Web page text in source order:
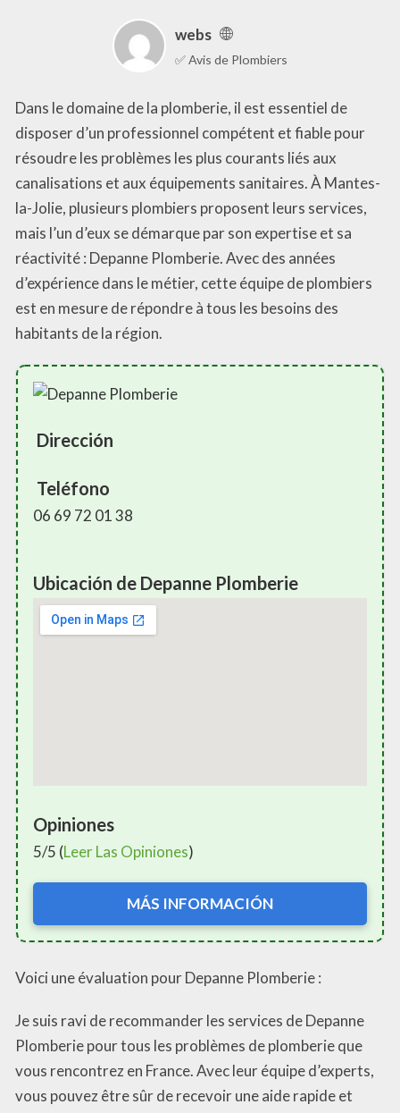
webs
✅ Avis de Plombiers
Dans le domaine de la plomberie, il est essentiel de
disposer d’un professionnel compétent et fiable pour
résoudre les problèmes les plus courants liés aux
canalisations et aux équipements sanitaires. À Mantes-
la-Jolie, plusieurs plombiers proposent leurs services,
mais l’un d’eux se démarque par son expertise et sa
réactivité : Depanne Plomberie. Avec des années
d’expérience dans le métier, cette équipe de plombiers
est en mesure de répondre à tous les besoins des
habitants de la région.
Dirección
Teléfono
06 69 72 01 38
Ubicación de Depanne Plomberie
Opiniones
5/5 (Leer Las Opiniones)
MÁS INFORMACIÓN
Voici une évaluation pour Depanne Plomberie :
Je suis ravi de recommander les services de Depanne
Plomberie pour tous les problèmes de plomberie que
vous rencontrez en France. Avec leur équipe d’experts,
vous pouvez être sûr de recevoir une aide rapide et